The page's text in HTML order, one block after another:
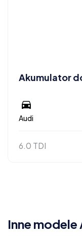
Akumulator
Audi
6.0 TDI
Inne modele